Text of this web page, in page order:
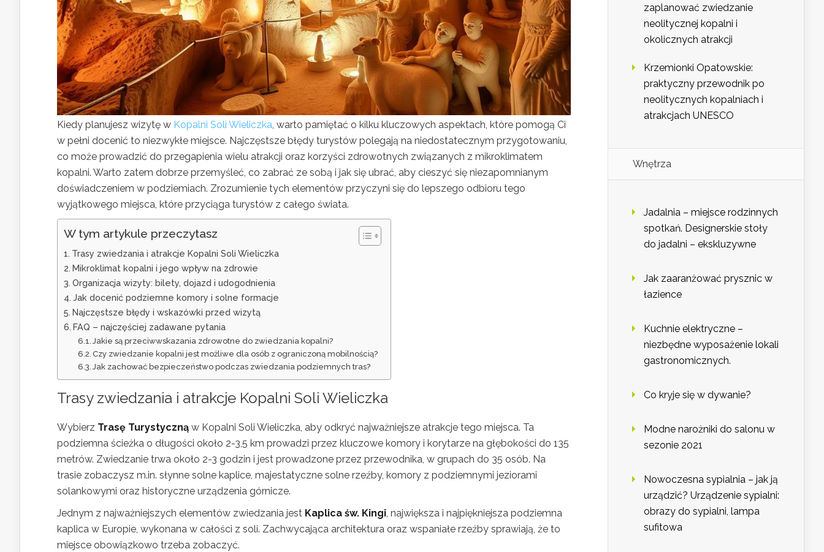
Kiedy planujesz wizytę w Kopalni Soli Wieliczka , warto pamiętać o kilku kluczowych aspektach, które pomogą Ci
w pełni docenić to niezwykłe miejsce. Najczęstsze błędy turystów polegają na niedostatecznym przygotowaniu,
co może prowadzić do przegapienia wielu atrakcji oraz korzyści zdrowotnych związanych z mikroklimatem
kopalni. Warto zatem dobrze przemyśleć, co zabrać ze sobą i jak się ubrać, aby cieszyć się niezapomnianym
doświadczeniem w podziemiach. Zrozumienie tych elementów przyczyni się do lepszego odbioru tego
wyjątkowego miejsca, które przyciąga turystów z całego świata.
W tym artykule przeczytasz
Trasy zwiedzania i atrakcje Kopalni Soli Wieliczka
Mikroklimat kopalni i jego wpływ na zdrowie
Organizacja wizyty: bilety, dojazd i udogodnienia
Jak docenić podziemne komory i solne formacje
Najczęstsze błędy i wskazówki przed wizytą
FAQ – najczęściej zadawane pytania
Jakie są przeciwwskazania zdrowotne do zwiedzania kopalni?
Czy zwiedzanie kopalni jest możliwe dla osób z ograniczoną mobilnością?
Jak zachować bezpieczeństwo podczas zwiedzania podziemnych tras?
Trasy zwiedzania i atrakcje Kopalni Soli Wieliczka
Wybierz Trasę Turystyczną w Kopalni Soli Wieliczka, aby odkryć najważniejsze atrakcje tego miejsca. Ta
podziemna ścieżka o długości około 2-3,5 km prowadzi przez kluczowe komory i korytarze na głębokości do 135
metrów. Zwiedzanie trwa około 2-3 godzin i jest prowadzone przez przewodnika, w grupach do 35 osób. Na
trasie zobaczysz m.in. słynne solne kaplice, majestatyczne solne rzeźby, komory z podziemnymi jeziorami
solankowymi oraz historyczne urządzenia górnicze.
Jednym z najważniejszych elementów zwiedzania jest Kaplica św. Kingi , największa i najpiękniejsza podziemna
kaplica w Europie, wykonana w całości z soli. Zachwycająca architektura oraz wspaniałe rzeźby sprawiają, że to
miejsce obowiązkowo trzeba zobaczyć.
zaplanować zwiedzanie
neolitycznej kopalni i
okolicznych atrakcji
Krzemionki Opatowskie:
praktyczny przewodnik po
neolitycznych kopalniach i
atrakcjach UNESCO
Wnętrza
Jadalnia – miejsce rodzinnych
spotkań. Designerskie stoły
do jadalni – ekskluzywne
Jak zaaranżować prysznic w
łazience
Kuchnie elektryczne –
niezbędne wyposażenie lokali
gastronomicznych.
Co kryje się w dywanie?
Modne narożniki do salonu w
sezonie 2021
Nowoczesna sypialnia – jak ją
urządzić? Urządzenie sypialni:
obrazy do sypialni, lampa
sufitowa